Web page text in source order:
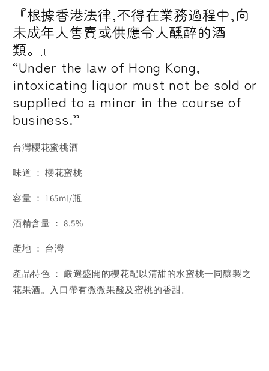
櫻
花
蜜
桃
酒
櫻
花
蜜
酒
『根據香港法律,不得在業務過程中,向
未成年人售賣或供應令人醺醉的酒
類。』
“Under the law of Hong Kong,
intoxicating liquor must not be sold or
supplied to a minor in the course of
business.”
台灣櫻花蜜桃酒
味道 ： 櫻花蜜桃
容量 ： 165ml/瓶
酒精含量 ： 8.5%
產地 ： 台灣
產品特色 ： 嚴選盛開的櫻花配以清甜的水蜜桃一同釀製之
花果酒。入口帶有微微果酸及蜜桃的香甜。